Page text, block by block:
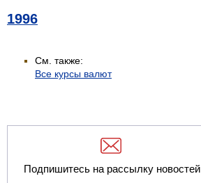
1996
См. также:
Все курсы валют
Подпишитесь на рассылку новостей